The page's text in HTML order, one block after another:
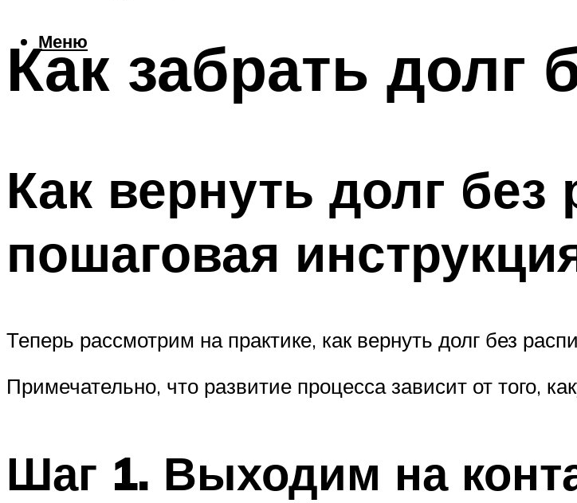
Меню
Как забрать долг
Как вернуть долг
пошаговая
Теперь рассмотрим на практике, как вернуть долг без
Примечательно, что развитие процесса зависит от того,
Шаг 1. Выходим на